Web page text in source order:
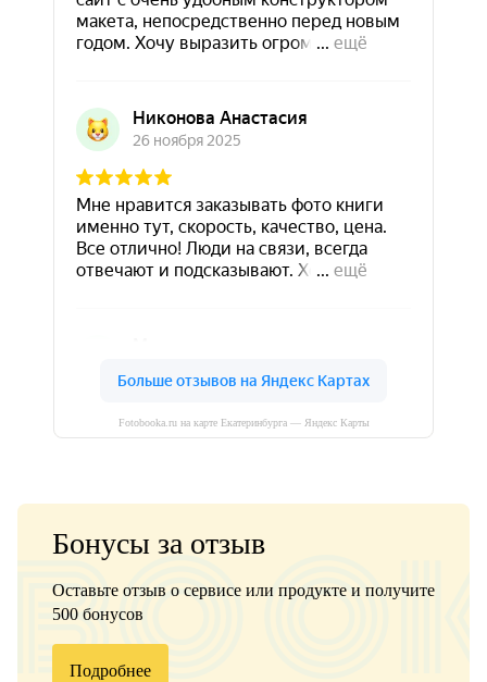
Fotobooka.ru на карте Екатеринбурга — Яндекс Карты
Бонусы за отзыв
Оставьте отзыв о сервисе или продукте и получите
500 бонусов
Подробнее